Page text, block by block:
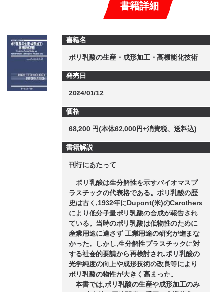
書籍詳細
書籍名
ポリ乳酸の生産・成形加工・高機能化技術
発売日
2024/01/12
価格
68,200 円(本体62,000円+消費税、送料込)
書籍解説
刊行にあたって
ポリ乳酸は生分解性を示すバイオマスプ
ラスチックの代表格である。ポリ乳酸の歴
史は古く,1932年にDupont(米)のCarothers
により低分子量ポリ乳酸の合成が報告され
ている。当時のポリ乳酸は低物性のために
産業用途に適さず,工業用途の研究が進まな
かった。しかし,生分解性プラスチックに対
する社会的要請から再検討され,ポリ乳酸の
光学純度の向上や成形技術の改良等により
ポリ乳酸の物性が大きく高まった。
本書では,ポリ乳酸の生産や成形加工のみ